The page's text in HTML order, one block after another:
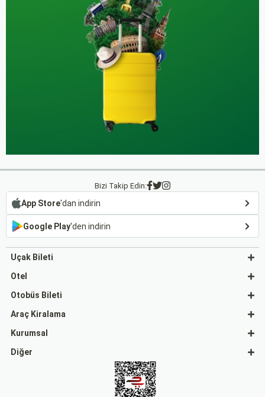
Bizi Takip Edin:
App Store'dan indirin
Google Play'den indirin
Uçak Bileti
Otel
Otobüs Bileti
Araç Kiralama
Kurumsal
Diğer